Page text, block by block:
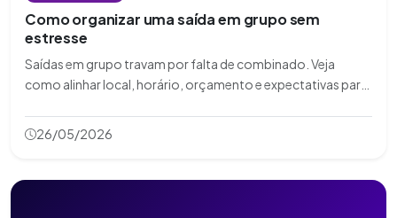
Como organizar uma saída em grupo sem
estresse
Saídas em grupo travam por falta de combinado. Veja
como alinhar local, horário, orçamento e expectativas para
26/05/2026